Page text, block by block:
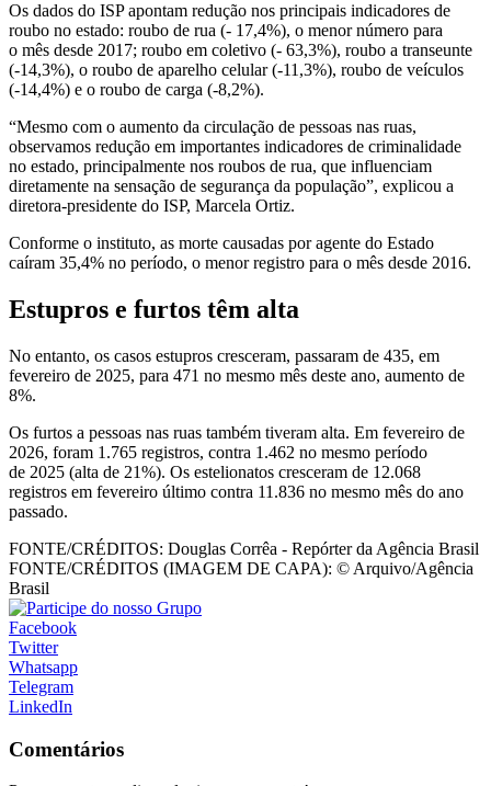
Os dados do ISP apontam redução nos principais indicadores de
roubo no estado: roubo de rua (- 17,4%), o menor número para
o mês desde 2017; roubo em coletivo (- 63,3%), roubo a transeunte
(-14,3%), o roubo de aparelho celular (-11,3%), roubo de veículos
(-14,4%) e o roubo de carga (-8,2%).
“Mesmo com o aumento da circulação de pessoas nas ruas,
observamos redução em importantes indicadores de criminalidade
no estado, principalmente nos roubos de rua, que influenciam
diretamente na sensação de segurança da população”, explicou a
diretora-presidente do ISP, Marcela Ortiz.
Conforme o instituto, as morte causadas por agente do Estado
caíram 35,4% no período, o menor registro para o mês desde 2016.
Estupros e furtos têm alta
No entanto, os casos estupros cresceram, passaram de 435, em
fevereiro de 2025, para 471 no mesmo mês deste ano, aumento de
8%.
Os furtos a pessoas nas ruas também tiveram alta. Em fevereiro de
2026, foram 1.765 registros, contra 1.462 no mesmo período
de 2025 (alta de 21%). Os estelionatos cresceram de 12.068
registros em fevereiro último contra 11.836 no mesmo mês do ano
passado.
FONTE/CRÉDITOS: Douglas Corrêa - Repórter da Agência Brasil
FONTE/CRÉDITOS (IMAGEM DE CAPA): © Arquivo/Agência
Brasil
Facebook
Twitter
Whatsapp
Telegram
LinkedIn
Comentários